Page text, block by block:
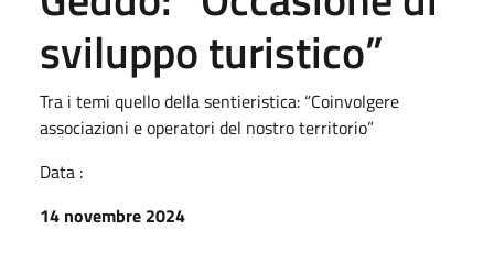
sviluppo turistico”
Tra i temi quello della sentieristica: “Coinvolgere
associazioni e operatori del nostro territorio”
Data :
14 novembre 2024